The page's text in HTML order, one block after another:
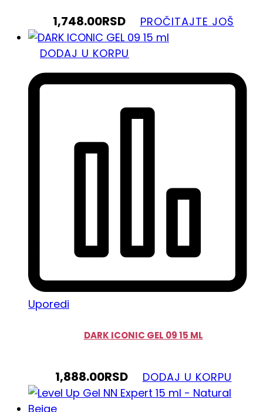
1,748.00RSD PROČITAJTE JOŠ
DODAJ U KORPU
Uporedi
DARK ICONIC GEL 09 15 ML
1,888.00RSD DODAJ U KORPU